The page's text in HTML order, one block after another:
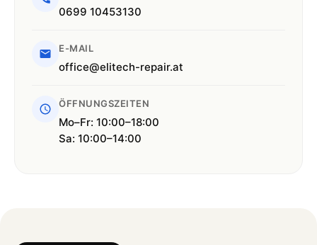
0699 10453130
E-MAIL
office@elitech-repair.at
ÖFFNUNGSZEITEN
Mo–Fr: 10:00–18:00
Sa: 10:00–14:00